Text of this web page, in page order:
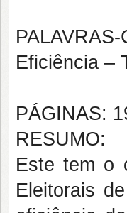
PALAVRAS-
Eficiência –
PÁGINAS:
RESUMO:
Este tem o
Eleitorais